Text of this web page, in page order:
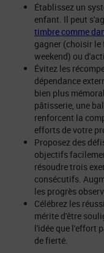
Établissez un
enfant. Il peut
timbre comme
gagner (choisir le
weekend) ou
Évitez les
dépendance
bien plus
pâtisserie, une
renforcent la
efforts de votre
Proposez des
objectifs
résoudre trois
consécutifs.
les progrès
Célébrez les
mérite d'être
l'idée que l'effort
de fierté.